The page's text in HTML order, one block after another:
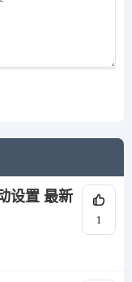
设置 最新
1